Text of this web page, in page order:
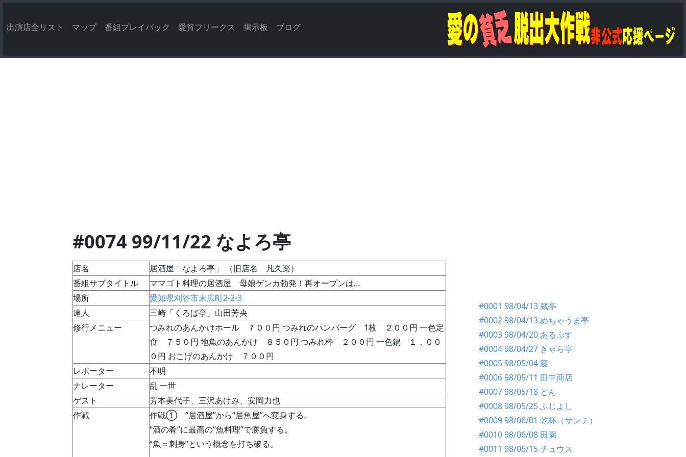
出演店全リスト マップ 番組プレイバック 愛貧フリークス 掲示板 ブログ
#0074 99/11/22 なよろ亭
店名
居酒屋「なよろ亭」 （旧店名 凡久楽）
番組サブタイトル
ママゴト料理の居酒屋 母娘ゲンカ勃発！再オープンは…
場所
愛知県刈谷市末広町2-2-3
達人
三崎「くろば亭」山田芳央
修行メニュー
つみれのあんかけホール ７００円 つみれのハンバーグ 1枚 ２００円 一色定
食 ７５０円 地魚のあんかけ ８５０円 つみれ棒 ２００円 一色鍋 １，００
０円 おこげのあんかけ ７００円
レポーター
不明
ナレーター
乱 一世
ゲスト
芳本美代子、三沢あけみ、安岡力也
作戦
作戦① “居酒屋”から“居魚屋”へ変身する。
“酒の肴”に最高の“魚料理”で勝負する。
“魚＝刺身”という概念を打ち破る。
#0001 98/04/13 蔵亭
#0002 98/04/13 めちゃうま亭
#0003 98/04/20 あるぷす
#0004 98/04/27 きゃら亭
#0005 98/05/04 藤
#0006 98/05/11 田中商店
#0007 98/05/18 とん
#0008 98/05/25 ふじよし
#0009 98/06/01 乾杯（サンテ）
#0010 98/06/08 田園
#0011 98/06/15 チュウス